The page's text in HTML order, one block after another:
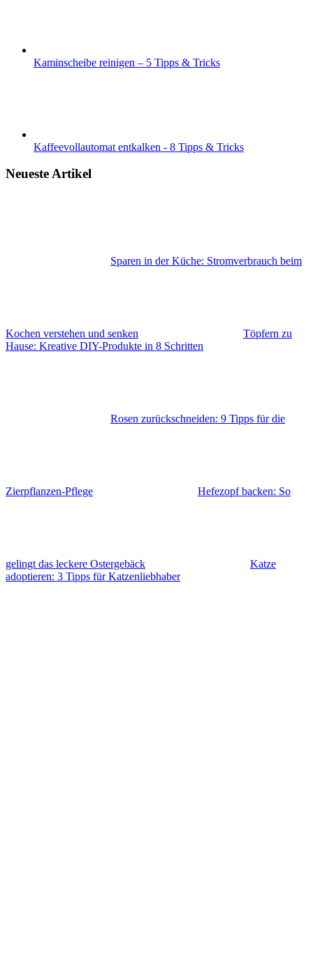
Kaminscheibe reinigen – 5 Tipps & Tricks
Kaffeevollautomat entkalken - 8 Tipps & Tricks
Neueste Artikel
Sparen in der Küche: Stromverbrauch beim
Kochen verstehen und senken
Töpfern zu
Hause: Kreative DIY-Produkte in 8 Schritten
Rosen zurückschneiden: 9 Tipps für die
Zierpflanzen-Pflege Hefezopf backen: So
gelingt das leckere Ostergebäck
Katze
adoptieren: 3 Tipps für Katzenliebhaber